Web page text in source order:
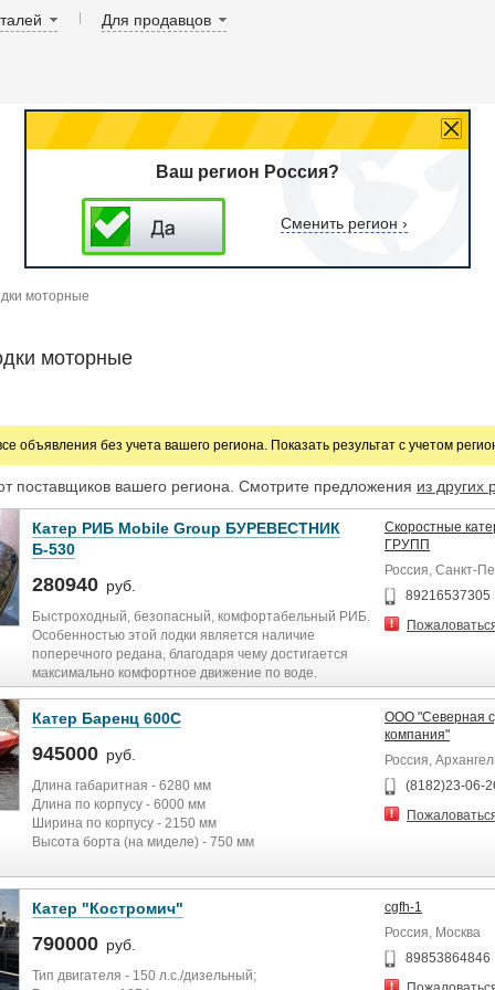
Для продавцов
Ваш регион Россия?
Сменить регион ›
моторные
моторные
объявления без учета вашего региона. Показать результат с учетом
поставщиков вашего региона. Смотрите предложения из других
Катер РИБ Mobile Group БУРЕВЕСТНИК
Б-530
280940 руб.
Быстроходный, безопасный, комфортабельный РИБ.
Особенностью этой лодки является наличие
поперечного редана, благодаря чему достигается
максимально комфортное движение по воде.
Обладая значительно более крупными размерами и
оригинальными обводами корпуса, судно позволяет
поддерживать весьма высокую скорость даже в
сложных погодных условиях.
Длина: 5.30 м
Ширина: 2.20 м
Длина кокпита: 3.85 м
Ширина кокпита: 1.10 м
Количество отсеков: 5
Грузоподъемность: 1000 кг
Вес: 285-310 кг
Двигатель: 70-90 л. с.
Скоростные
ГРУПП
Россия, Санкт-
89216537305
Катер Баренц 600C
945000 руб.
Длина габаритная - 6280 мм
Длина по корпусу - 6000 мм
Ширина по корпусу - 2150 мм
Высота борта (на миделе) - 750 мм
Килеватость - 17°
Масса необорудованного корпуса - 650 кг
Грузоподъемность - 1080 кг
Пассажировместимость - 8 чел.
Максимальная мощность ПЛМ - 175 л.с.
ООО "Северная
компания"
Россия,
(8182)23-06-
Катер "Костромич"
790000 руб.
Тип двигателя - 150 л.с./дизельный;
cgfh-1
Россия, Москва
89853864846